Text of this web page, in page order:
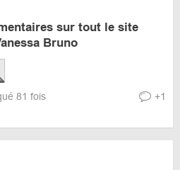
sur tout le site
Bruno
81 fois +1